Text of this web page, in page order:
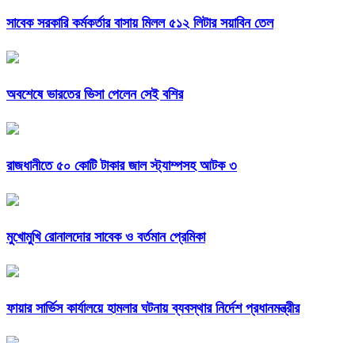
সাবেক সরকারি কর্মকর্তার বাসায় মিলল ৫১২ লিটার সয়াবিন তেল
অবশেষে ভারতের ভিসা পেলেন সেই বশির
রাজধানীতে ৫০ কোটি টাকার জাল স্ট্যাম্পসহ আটক ৩
মুখোমুখি রোনালদোর সাবেক ও বর্তমান প্রেমিকা
ফায়ার সার্ভিস কার্যালয়ে হামলার ঘটনায় ব্যবস্থার নির্দেশ প্রধানমন্ত্রীর